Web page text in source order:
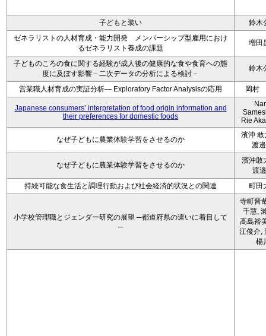
子どもと装い
鈴木
ゼネラリストの人材育成・能力開発 メンバーシップ型雇用におけ
るゼネラリスト養成の課題
増田
子どものころの食に関する経験が成人後の健康的な食や食育への態
度に及ぼす影響－二次データの分析による検討－
鈴木
営業職人材育成の実証分析― Exploratory Factor Analysisの応用 岡村
Japanese consumers’ interpretation of food origin information and
their preferences for domestic foods
Rie
なぜ子どもに農業体験学習をさせるのか
濱沖 敢
渡
なぜ子どもに農業体験学習をさせるのか
濱沖敢
渡
持続可能な食生活と調理行動および社会経済的状況との関連
町田
小学校管理職とジェンダー研究の展望 ─都道府県の違いに着目して
─
寺町晋
千慧,
高島裕
江俊介,
楊